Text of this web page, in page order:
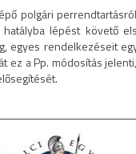
polgári
lépést követő
egyes rendelkezéseit
a Pp. módosítás